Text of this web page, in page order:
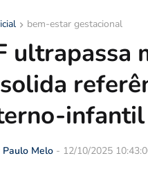
bem-estar gestacional
ultrapassa
infantil
Paulo Melo - 12/10/2025